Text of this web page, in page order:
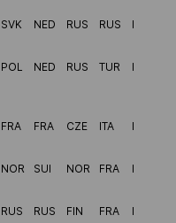
SVK NED RUS RUS HUN
POL NED RUS TUR POL
FRA FRA CZE ITA NOR
NOR SUI NOR FRA FRA
RUS RUS FIN FRA
EST